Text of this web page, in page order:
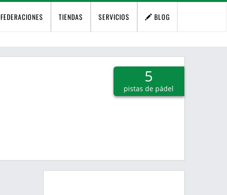
FEDERACIONES TIENDAS SERVICIOS BLOG
5
pistas de pádel